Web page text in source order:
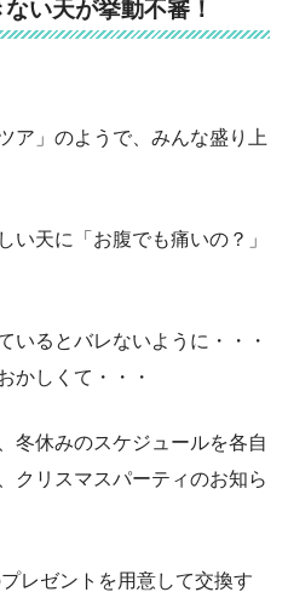
い天が挙動不審！
ア」のようで、みんな盛り上
い天に「お腹でも痛いの？」
いるとバレないように・・・
かしくて・・・
冬休みのスケジュールを各自
クリスマスパーティのお知ら
レゼントを用意して交換す